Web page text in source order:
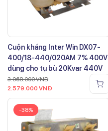
Cuộn kháng Inter Win DX07-
400/18-440/020AM 7% 400V
dùng cho tụ bù 20Kvar 440V
3.968.000VNĐ
2.579.000 VNĐ
-38%